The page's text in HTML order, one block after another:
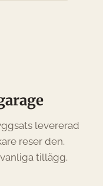
levererad
reser den.
tillägg.